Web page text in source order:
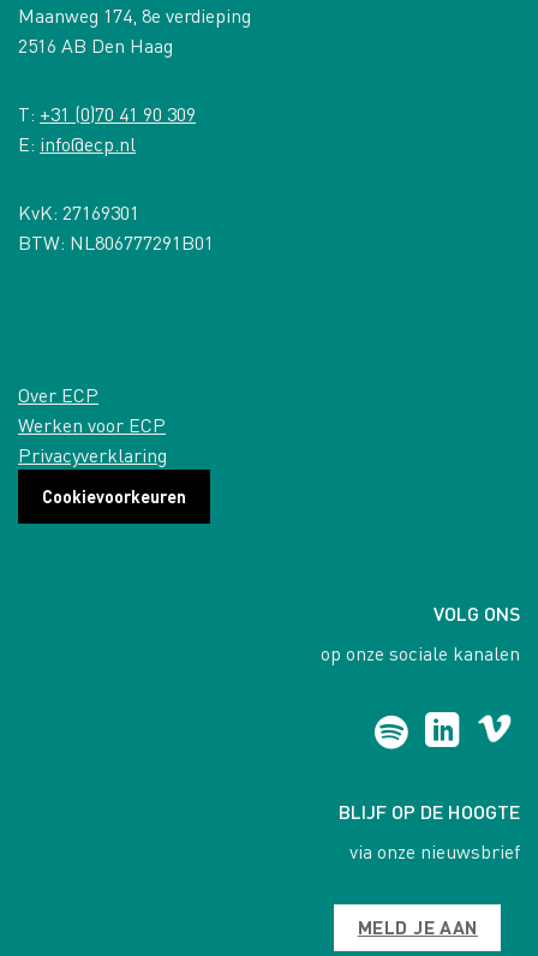
Maanweg 174, 8e verdieping
2516 AB Den Haag
T: +31 (0)70 41 90 309
E: info@ecp.nl
KvK: 27169301
BTW: NL806777291B01
Over ECP
Werken voor ECP
Privacyverklaring
Cookievoorkeuren
VOLG ONS
op onze sociale kanalen
BLIJF OP DE HOOGTE
via onze nieuwsbrief
MELD JE AAN